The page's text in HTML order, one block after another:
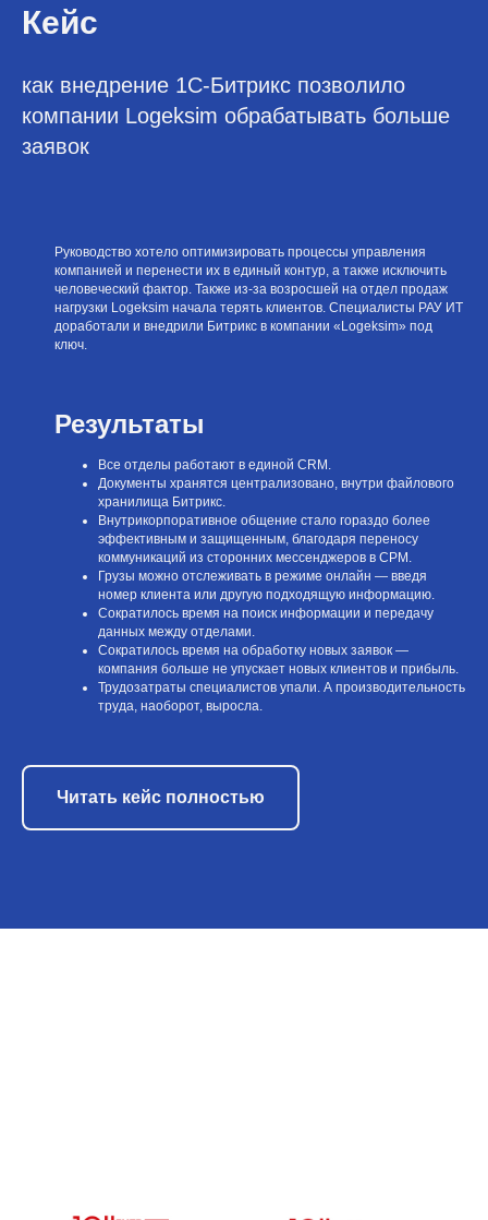
Кейс
как внедрение 1С-Битрикс позволило
компании Logeksim обрабатывать больше
заявок
Руководство хотело оптимизировать процессы управления
компанией и перенести их в единый контур, а также исключить
человеческий фактор. Также из-за возросшей на отдел продаж
нагрузки Logeksim начала терять клиентов. Специалисты РАУ ИТ
доработали и внедрили Битрикс в компании «Logeksim» под
ключ.
Результаты
Все отделы работают в единой CRM.
Документы хранятся централизовано, внутри файлового
хранилища Битрикс.
Внутрикорпоративное общение стало гораздо более
эффективным и защищенным, благодаря переносу
коммуникаций из сторонних мессенджеров в СРМ.
Грузы можно отслеживать в режиме онлайн — введя
номер клиента или другую подходящую информацию.
Сократилось время на поиск информации и передачу
данных между отделами.
Сократилось время на обработку новых заявок —
компания больше не упускает новых клиентов и прибыль.
Трудозатраты специалистов упали. А производительность
труда, наоборот, выросла.
Читать кейс полностью